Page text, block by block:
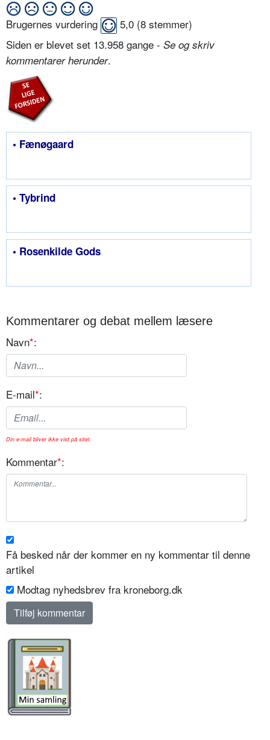
Brugernes vurdering 5,0 (8 stemmer)
Siden er blevet set 13.958 gange - Se og skriv
kommentarer herunder.
• Fænøgaard
• Tybrind
• Rosenkilde Gods
Kommentarer og debat mellem læsere
Navn*:
E-mail*:
Din e-mail bliver ikke vist på sitet.
Kommentar*:
Få besked når der kommer en ny kommentar til denne
artikel
Modtag nyhedsbrev fra kroneborg.dk